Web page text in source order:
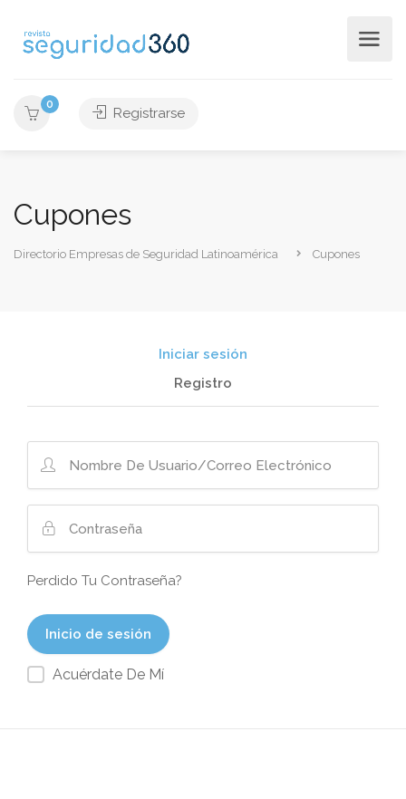
0
Registrarse
Cupones
Directorio Empresas de Seguridad Latinoamérica Cupones
Iniciar sesión
Registro
Perdido Tu Contraseña?
Acuérdate De Mí